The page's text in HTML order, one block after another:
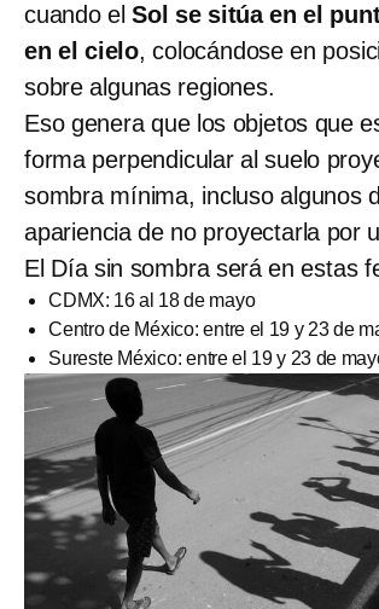
cuando elSol se sitúa en el
en el cielo, colocándose en
sobre algunas regiones.
Eso genera que los objetos que
forma perpendicular al suelo
sombra mínima, incluso algunos
apariencia de no proyectarla por
El Día sin sombra será en estas
CDMX: 16 al 18 de mayo
Centro de México: entre el 19 y 23 de
Sureste México: entre el 19 y 23 de